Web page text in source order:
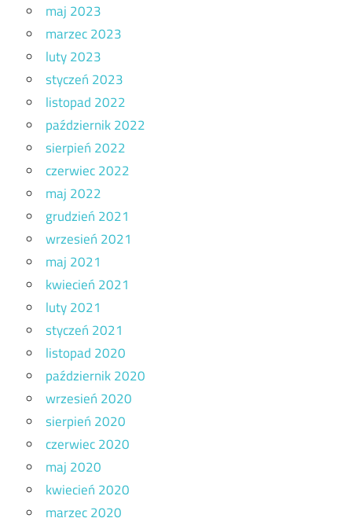
maj 2023
marzec 2023
luty 2023
styczeń 2023
listopad 2022
październik 2022
sierpień 2022
czerwiec 2022
maj 2022
grudzień 2021
wrzesień 2021
maj 2021
kwiecień 2021
luty 2021
styczeń 2021
listopad 2020
październik 2020
wrzesień 2020
sierpień 2020
czerwiec 2020
maj 2020
kwiecień 2020
marzec 2020